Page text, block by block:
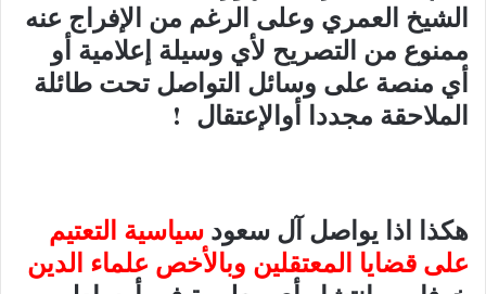
الشيخ العمري وعلى الرغم من الإفراج عنه
ممنوع من التصريح لأي وسيلة إعلامية أو
أي منصة على وسائل التواصل تحت طائلة
الملاحقة مجددا أوالإعتقال !
هكذا اذا يواصل آل سعود سياسية التعتيم
على قضايا المعتقلين وبالأخص علماء الدين